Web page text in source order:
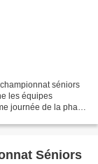
séniors
les équipes
journée de la phase
Séniors